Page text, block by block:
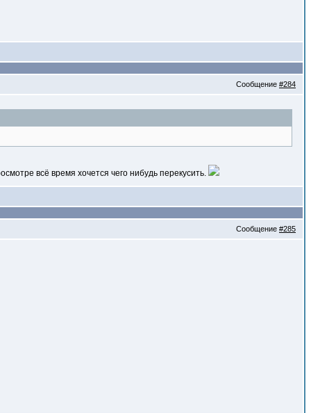
Сообщение #284
всё время хочется чего нибудь перекусить.
Сообщение #285